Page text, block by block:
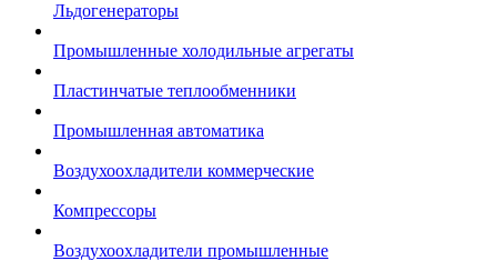
Льдогенераторы
Промышленные холодильные агрегаты
Пластинчатые теплообменники
Промышленная автоматика
Воздухоохладители коммерческие
Компрессоры
Воздухоохладители промышленные